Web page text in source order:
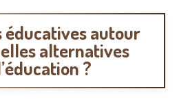
éducatives autour
alternatives
?